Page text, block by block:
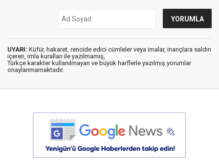
UYARI: Küfür, hakaret, rencide edici cümleler veya imalar, inançlara saldırı
içeren, imla kuralları ile yazılmamış,
Türkçe karakter kullanılmayan ve büyük harflerle yazılmış yorumlar
onaylanmamaktadır.